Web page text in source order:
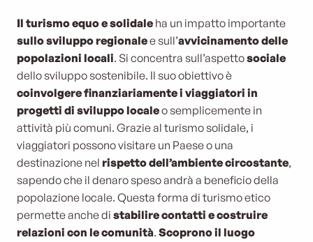
Il turismo equo e solidale ha un impatto importante
sullo sviluppo regionalee sull’avvicinamento delle
popolazioni locali. Si concentra sull’aspettosociale
dello sviluppo sostenibile. Il suo obiettivo è
coinvolgere finanziariamente i viaggiatori in
progetti di sviluppo localeo semplicemente in
attività più comuni. Grazie al turismo solidale, i
viaggiatori possono visitare un Paese o una
destinazione nel rispetto dell’ambiente circostante,
sapendo che il denaro speso andrà a beneficio della
popolazione locale. Questa forma di turismo etico
permette anche di stabilire contatti e costruire
relazioni con le comunità. Scoprono il luogo